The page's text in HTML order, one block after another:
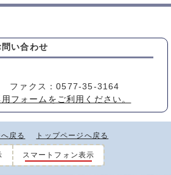
問い合わせ
ファクス：0577-35-3164
フォームをご利用ください。
戻る トップページへ戻る
スマートフォン表示